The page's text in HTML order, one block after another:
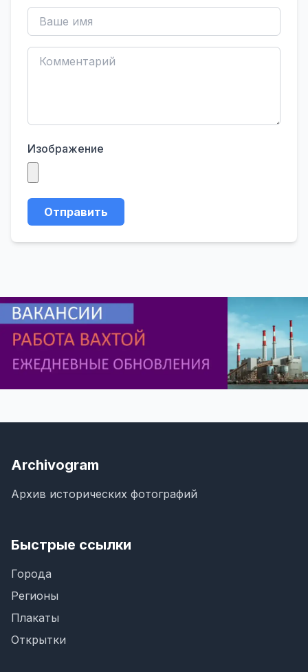
Изображение
Отправить
Archivogram
Архив исторических фотографий
Быстрые ссылки
Города
Регионы
Плакаты
Открытки